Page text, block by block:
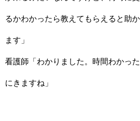
るかわかったら教えてもらえると助か
ます」
看護師「わかりました。時間わかった
にきますね」